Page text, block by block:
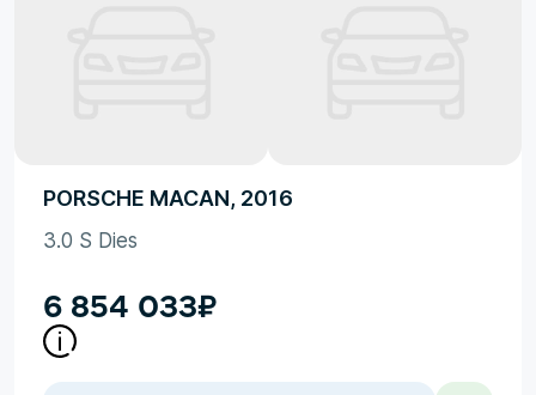
PORSCHE MACAN, 2016
3.0 S Dies
6 854 033₽